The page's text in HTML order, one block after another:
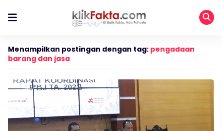
Menampilkan postingan dengan tag: pengadaan
barang dan jasa